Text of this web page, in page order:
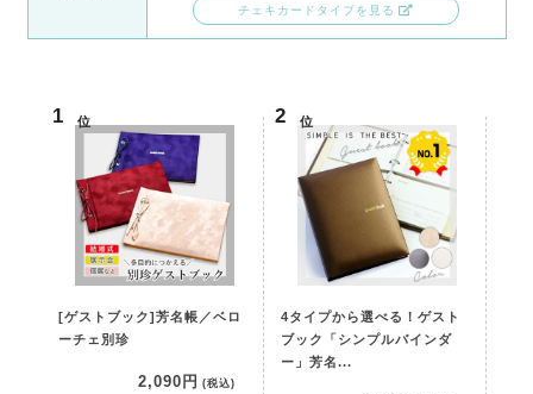
チェキカードタイプを見る
位
[ゲストブック]芳名帳／ベロ
ーチェ別珍
2,090円 (税込)
位
4タイプから選べる！ゲスト
ブック「シンプルバインダ
ー」芳名...